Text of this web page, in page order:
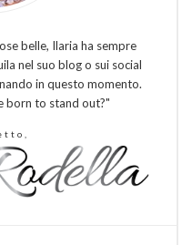
belle, Ilaria ha sempre
nel suo blog o sui social
in questo momento.
born to stand out?"